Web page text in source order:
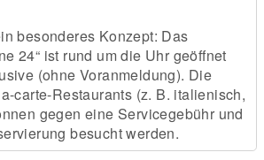
besonderes Konzept: Das
24“ ist rund um die Uhr geöffnet
(ohne Voranmeldung). Die
carte-Restaurants (z. B. italienisch,
gegen eine Servicegebühr und
besucht werden.